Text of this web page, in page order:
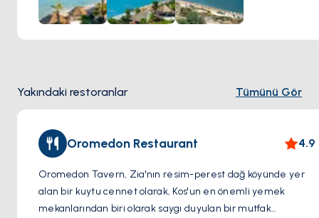
mükemmel bir ortam sunar.
Paradise Beach, sadece doğal güzelliğiyle değil, aynı
serinleyebilirsiniz. Ayrıca, su sporları tutkunları rüzgar sörfü
ve jet ski gibi aktivitelerin tadını çıkarabilirler.
Yakındaki restoranlar Tümünü Gör
Oromedon Restaurant 4.9
Oromedon Tavern, Zia'nın resim-perest dağ köyünde yer
alan bir kuytu cennet olarak, Kos'un en önemli yemek
mekanlarından biri olarak saygı duyulan bir mutfak